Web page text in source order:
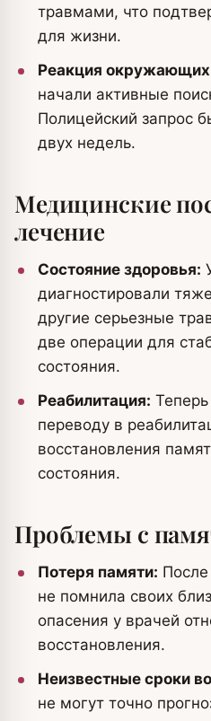
травмами, что
для жизни.
Реакция
начали активные
Полицейский запрос
двух недель.
Медицинские
лечение
Состояние здоровья:
диагностировали
другие серьезные
две операции для
состояния.
Реабилитация: Теперь
переводу в
восстановления
состояния.
Проблемы с
Потеря памяти:
не помнила своих
опасения у врачей
восстановления.
Неизвестные сроки
не могут точно